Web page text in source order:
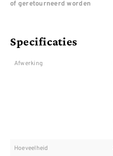
of geretourneerd worden
Specificaties
Afwerking
Hoeveelheid